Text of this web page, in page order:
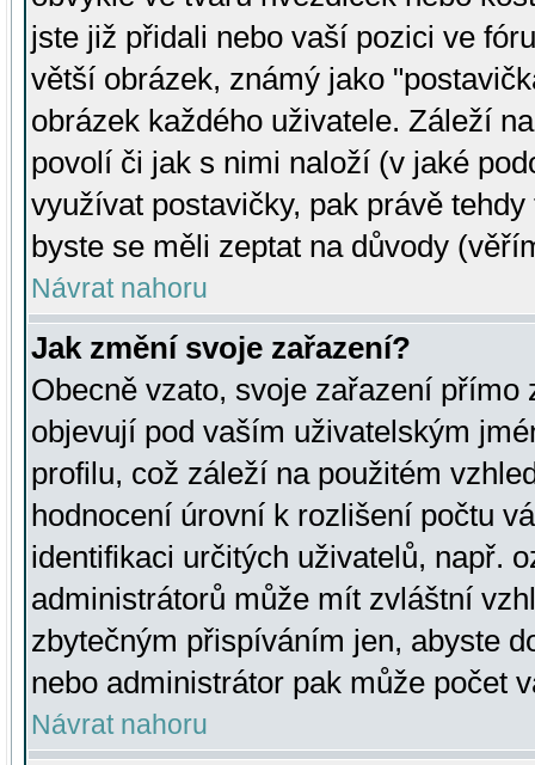
jste již přidali nebo vaší pozici ve
větší obrázek, známý jako
obrázek každého uživatele. Záleží
povolí či jak s nimi naloží (v jaké
využívat postavičky, pak právě
byste se měli zeptat na důvody
Návrat nahoru
Jak změní svoje zařazení?
Obecně vzato, svoje zařazení přímo
objevují pod vaším uživatelským
profilu, což záleží na použitém
hodnocení úrovní k rozlišení počtu
identifikaci určitých uživatelů, např.
administrátorů může mít zvláštní
zbytečným přispíváním jen, abyste
nebo administrátor pak může počet
Návrat nahoru